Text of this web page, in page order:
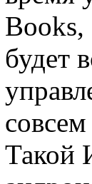
будет
Такой